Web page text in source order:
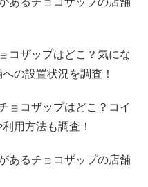
コザップはどこ？気にな
の設置状況を調査！
ョコザップはどこ？コイ
用方法も調査！
あるチョコザップの店舗